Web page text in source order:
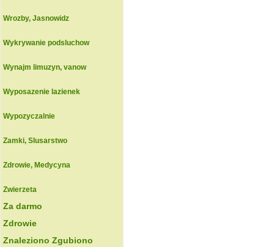
Wrozby, Jasnowidz
Wykrywanie podsluchow
Wynajm limuzyn, vanow
Wyposazenie lazienek
Wypozyczalnie
Zamki, Slusarstwo
Zdrowie, Medycyna
Zwierzeta
Za darmo
Zdrowie
Znaleziono Zgubiono